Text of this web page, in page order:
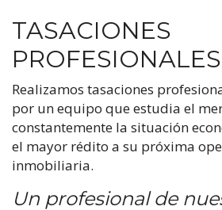
TASACIONES
PROFESIONALES
Realizamos tasaciones
por un equipo que estudia el
constantemente la situación
el mayor rédito a su próxima
inmobiliaria.
Un profesional de